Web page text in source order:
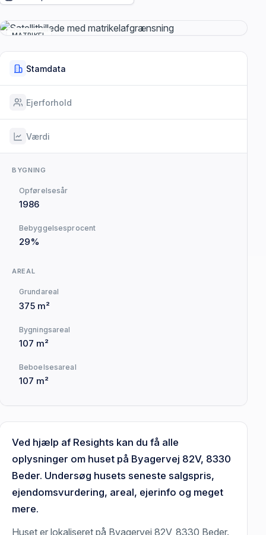
MATRIKEL
Stamdata
Ejerforhold
Værdi
BYGNING
Opførelsesår
1986
Bebyggelsesprocent
29%
AREAL
Grundareal
375 m²
Bygningsareal
107 m²
Beboelsesareal
107 m²
Ved hjælp af Resights kan du få alle
oplysninger om huset på Byagervej 82V, 8330
Beder. Undersøg husets seneste salgspris,
ejendomsvurdering, areal, ejerinfo og meget
mere.
Huset er lokaliseret på Byagervej 82V, 8330 Beder.